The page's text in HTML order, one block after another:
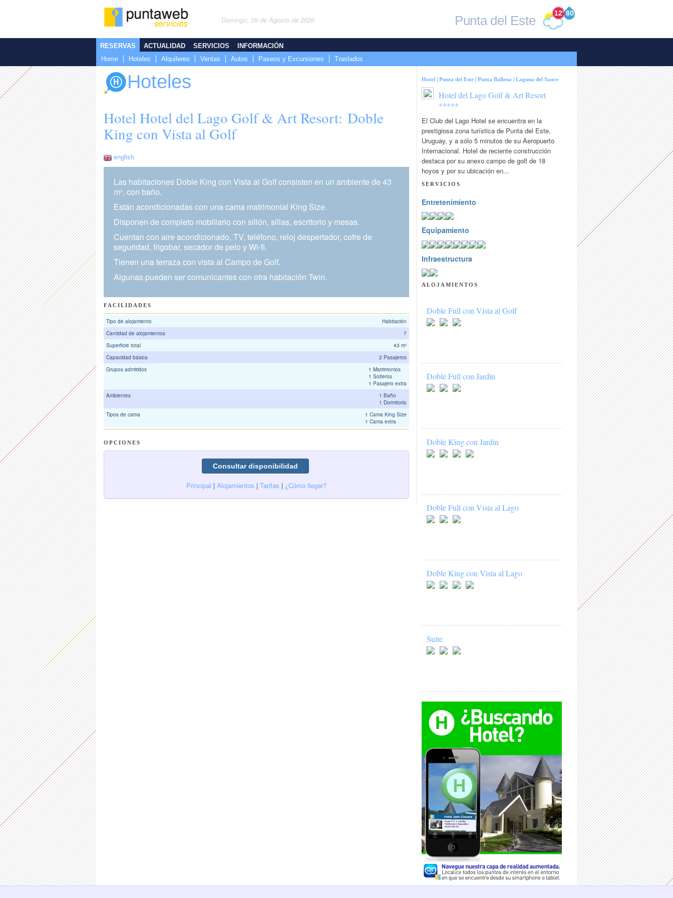
Domingo, 09 de Agosto de 2026
80
12°
Punta del Este
RESERVAS
Home
Hoteles Alquileres Ventas Autos Paseos y Excursiones Traslados
ACTUALIDAD SERVICIOS INFORMACIÓN
Hoteles
Hotel Hotel del Lago Golf & Art Resort: Doble
King con Vista al Golf
english
Las habitaciones Doble King con Vista al Golf consisten en un ambiente de 43
m², con baño.
Están acondicionadas con una cama matrimonial King Size.
Disponen de completo mobiliario con sillón, sillas, escritorio y mesas.
Cuentan con aire acondicionado, TV, teléfono, reloj despertador, cofre de
seguridad, frigobar, secador de pelo y Wi-fi.
Tienen una terraza con vista al Campo de Golf.
Algunas pueden ser comunicantes con otra habitación Twin.
FACILIDADES
Tipo de alojamiento
Habitación
Cantidad de alojamientos
7
Superficie total
43 m²
Capacidad básica
2 Pasajeros
Grupos admitidos
1 Matrimonios
1 Solteros
1 Pasajero extra
Ambientes
1 Baño
1 Dormitorio
Tipos de cama
1 Cama King Size
1 Cama extra
OPCIONES
Principal | Alojamientos | Tarifas | ¿Cómo llegar?
Hotel | Punta del Este | Punta Ballena | Laguna del Sauce
Hotel del Lago Golf & Art Resort
*****
El Club del Lago Hotel se encuentra en la
prestigiosa zona turística de Punta del Este,
Uruguay, y a sólo 5 minutos de su Aeropuerto
Internacional. Hotel de reciente construcción
destaca por su anexo campo de golf de 18
hoyos y por su ubicación en...
SERVICIOS
Entretenimiento
Equipamiento
Infraestructura
ALOJAMIENTOS
Doble Full con Vista al Golf
Doble Full con Jardín
Doble King con Jardín
Doble Full con Vista al Lago
Doble King con Vista al Lago
Suite